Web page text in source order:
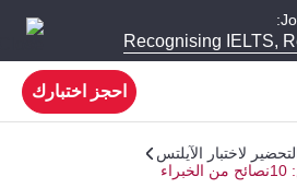
Recognising IELTS,
احجز اختبارك
لاختبار الآيلتس